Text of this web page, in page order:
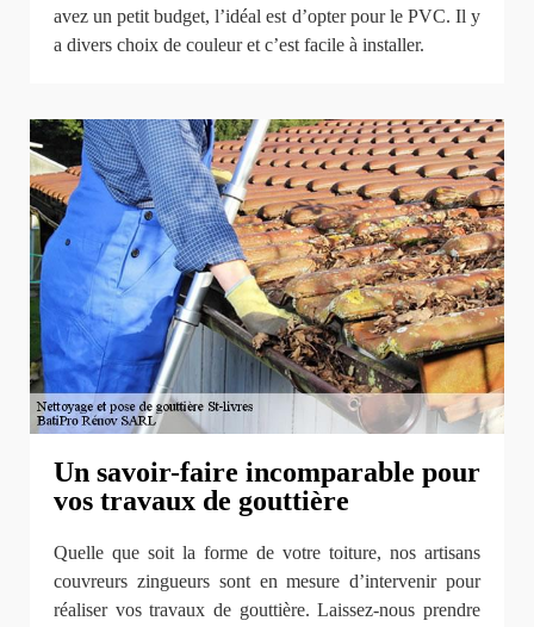
avez un petit budget, l’idéal est d’opter pour le PVC. Il y
a divers choix de couleur et c’est facile à installer.
Un savoir-faire incomparable pour
vos travaux de gouttière
Quelle que soit la forme de votre toiture, nos artisans
couvreurs zingueurs sont en mesure d’intervenir pour
réaliser vos travaux de gouttière. Laissez-nous prendre